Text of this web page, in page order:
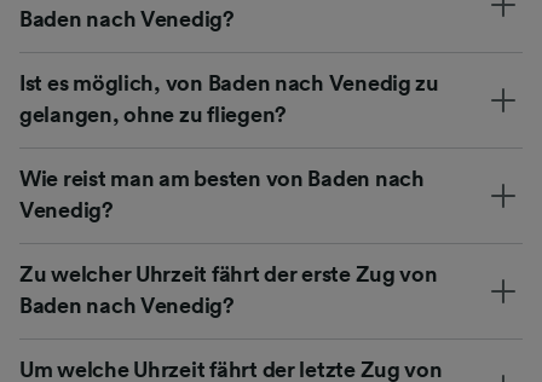
Baden nach Venedig?
Ist es möglich, von Baden nach Venedig zu
gelangen, ohne zu fliegen?
Wie reist man am besten von Baden nach
Venedig?
Zu welcher Uhrzeit fährt der erste Zug von
Baden nach Venedig?
Um welche Uhrzeit fährt der letzte Zug von